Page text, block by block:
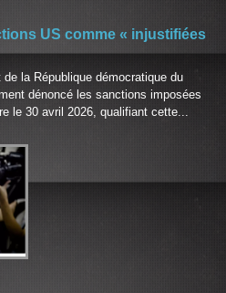
US comme « injustifiées
la République démocratique du
dénoncé les sanctions imposées
le 30 avril 2026, qualifiant cette...